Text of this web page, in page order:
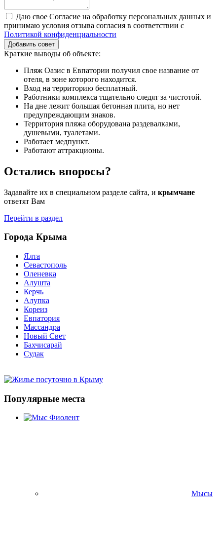
Даю свое Согласие на обработку персональных данных и
принимаю условия отзыва согласия в соответствии с
Политикой конфиденциальности
Добавить совет
Краткие выводы об объекте:
Пляж Оазис в Евпатории получил свое название от
отеля, в зоне которого находится.
Вход на территорию бесплатный.
Работники комплекса тщательно следят за чистотой.
На дне лежит большая бетонная плита, но нет
предупреждающим знаков.
Территория пляжа оборудована раздевалками,
душевыми, туалетами.
Работает медпункт.
Работают аттракционы.
Остались впоросы?
Задавайте их в специальном разделе сайта, и крымчане
ответят Вам
Перейти в раздел
Города Крыма
Ялта
Севастополь
Оленевка
Алушта
Керчь
Алупка
Кореиз
Евпатория
Массандра
Новый Свет
Бахчисарай
Судак
Популярные места
Мысы